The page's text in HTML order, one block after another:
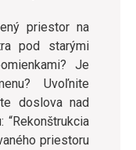
priestor na
pod starými
Je
Uvoľnite
doslova nad
“Rekonštrukcia
priestoru